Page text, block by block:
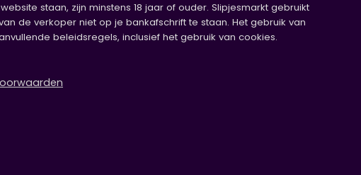
staan, zijn minstens 18 jaar of ouder. Slipjesmarkt gebruikt
de verkoper niet op je bankafschrift te staan. Het gebruik van
beleidsregels, inclusief het gebruik van cookies.